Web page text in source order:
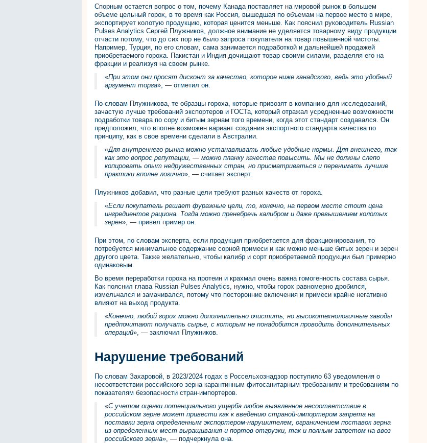
Спорным остается вопрос о том, почему Канада поставляет на мировой рынок в большем
объеме цельный горох, в то время как Россия, вышедшая по объемам на первое место в мире,
экспортирует колотую продукцию, которая ценится меньше. Как пояснил руководитель Russian
Pulses Analytics Сергей Плужников, должное внимание не уделяется товарному виду продукции
отчасти потому, что до сих пор не было запроса покупателя на товар повышенной чистоты.
Например, Турция, по его словам, сама занимается подработкой и дальнейшей продажей
приобретаемого гороха. Пакистан и Индия дочищают товар своими силами, разделяя его на
фракции и реализуя на своем рынке.
«При этом они просят дисконт за качество, которое ниже канадского, ведь это удобный
аргумент торга», — отметил он.
По словам Плужникова, те образцы гороха, которые привозят в компанию для исследований,
зачастую лучше требований экспортеров и ГОСТа, который отражал усредненные возможности
подработки товара по сору и битым зернам того времени, когда этот стандарт создавался. Он
предположил, что вполне возможен вариант создания экспортного стандарта качества по
принципу, как в свое времени сделали в Австралии.
«Для внутреннего рынка можно устанавливать любые удобные нормы. Для внешнего, так
как это вопрос репутации, — можно планку качества повысить. Мы не должны слепо
копировать опыт недружественных стран, но присматриваться и перенимать лучшие
практики вполне логично», — считает эксперт.
Плужников добавил, что разные цели требуют разных качеств от гороха.
«Если покупатель решает фуражные цели, то, конечно, на первом месте стоит цена
ингредиентов рациона. Тогда можно пренебречь калибром и даже превышением колотых
зерен», — привел пример он.
При этом, по словам эксперта, если продукция приобретается для фракционирования, то
потребуется минимальное содержание сорной примеси и как можно меньше битых зерен и зерен
другого цвета. Также желательно, чтобы калибр и сорт приобретаемой продукции был примерно
одинаковым.
Во время переработки гороха на протеин и крахмал очень важна гомогенность состава сырья.
Как пояснил глава Russian Pulses Analytics, нужно, чтобы горох равномерно дробился,
измельчался и замачивался, потому что посторонние включения и примеси крайне негативно
влияют на выход продукта.
«Конечно, любой горох можно дополнительно очистить, но высокотехнологичные заводы
предпочитают получать сырье, с которым не понадобится проводить дополнительных
операций», — заключил Плужников.
Нарушение требований
По словам Захаровой, в 2023/2024 годах в Россельхознадзор поступило 63 уведомления о
несоответствии российского зерна карантинным фитосанитарным требованиям и требованиям по
показателям безопасности стран-импортеров.
«С учетом оценки потенциального ущерба любое выявленное несоответствие в
российском зерне может привести как к введению страной-импортером запрета на
поставки зерна определенным экспортером-нарушителем, ограничением поставок зерна
из определенных мест выращивания и портов отгрузки, так и полным запретом на ввоз
российского зерна», — подчеркнула она.